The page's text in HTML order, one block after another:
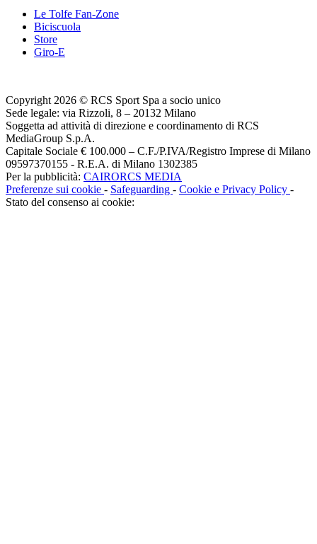
Le Tolfe Fan-Zone
Biciscuola
Store
Giro-E
Copyright 2026 © RCS Sport Spa a socio unico
Sede legale: via Rizzoli, 8 – 20132 Milano
Soggetta ad attività di direzione e coordinamento di RCS
MediaGroup S.p.A.
Capitale Sociale € 100.000 – C.F./P.IVA/Registro Imprese di Milano
09597370155 - R.E.A. di Milano 1302385
Per la pubblicità: CAIRORCS MEDIA
Preferenze sui cookie - Safeguarding - Cookie e Privacy Policy -
Stato del consenso ai cookie: